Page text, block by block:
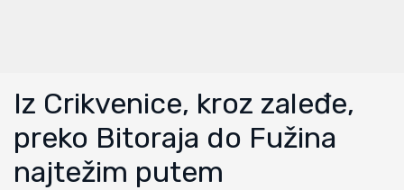
Iz Crikvenice, kroz zaleđe,
preko Bitoraja do Fužina
najtežim putem